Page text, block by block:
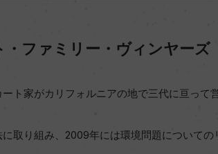
・ファミリー・ヴィンヤーズ
ト家がカリフォルニアの地で三代に亘って
取り組み、2009年には環境問題についての